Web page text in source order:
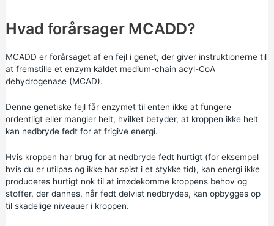
Hvad forårsager MCADD?
MCADD er forårsaget af en fejl i genet, der giver instruktionerne til
at fremstille et enzym kaldet medium-chain acyl-CoA
dehydrogenase (MCAD).
Denne genetiske fejl får enzymet til enten ikke at fungere
ordentligt eller mangler helt, hvilket betyder, at kroppen ikke helt
kan nedbryde fedt for at frigive energi.
Hvis kroppen har brug for at nedbryde fedt hurtigt (for eksempel
hvis du er utilpas og ikke har spist i et stykke tid), kan energi ikke
produceres hurtigt nok til at imødekomme kroppens behov og
stoffer, der dannes, når fedt delvist nedbrydes, kan opbygges op
til skadelige niveauer i kroppen.